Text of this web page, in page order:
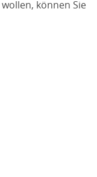
können Sie